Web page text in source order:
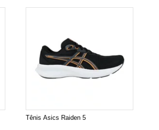
Tênis Asics Raiden 5